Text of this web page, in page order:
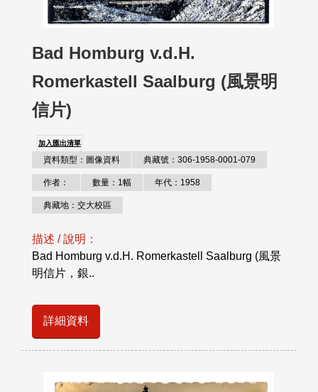
Bad Homburg v.d.H.
Romerkastell Saalburg (風景明
信片)
加入匯出清單
資料類型：圖像資料 典藏號：306-1958-0001-079
作者： 數量：1幅 年代：1958
典藏地：交大校區
描述 / 說明：
Bad Homburg v.d.H. Romerkastell Saalburg (風景
明信片，銀..
詳細資料